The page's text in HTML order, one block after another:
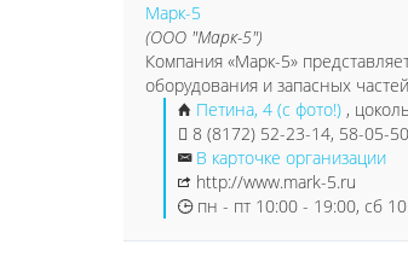
Марк-5
(ООО "Марк-5")
Компания «Марк-5»
оборудования и запасных
Петина, 4 (с фото!) ,
8 (8172) 52-23-14, 58-05-50
В карточке организации
http://www.mark-5.ru
пн - пт 10:00 - 19:00, сб